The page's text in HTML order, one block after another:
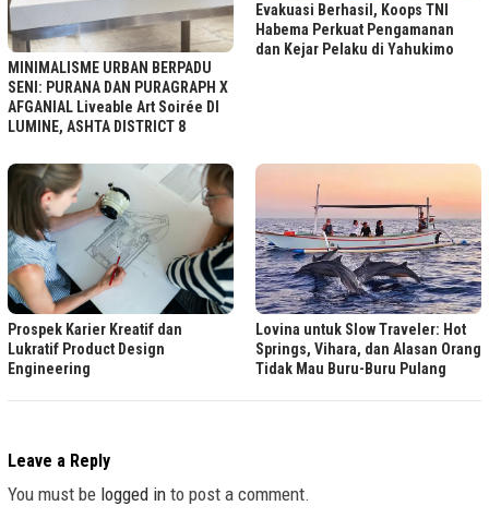
MINIMALISME URBAN BERPADU
SENI: PURANA DAN PURAGRAPH X
AFGANIAL Liveable Art Soirée DI
LUMINE, ASHTA DISTRICT 8
Evakuasi Berhasil, Koops TNI
Habema Perkuat Pengamanan
dan Kejar Pelaku di Yahukimo
Prospek Karier Kreatif dan
Lukratif Product Design
Engineering
Lovina untuk Slow Traveler: Hot
Springs, Vihara, dan Alasan Orang
Tidak Mau Buru-Buru Pulang
Leave a Reply
You must be logged in to post a comment.